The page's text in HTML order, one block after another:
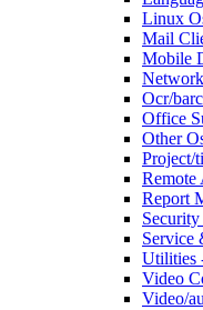
Linux
Mail
Mobile
Ocr/
Office
Other
Project/
Remote
Report
Security
Service
Utilities
Video
Video/